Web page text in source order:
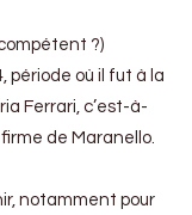
?)
période où il fut à la
Ferrari, c’est-à-
de Maranello.
notamment pour